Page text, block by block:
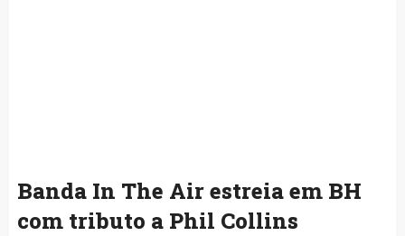
Banda In The Air estreia em BH
com tributo a Phil Collins